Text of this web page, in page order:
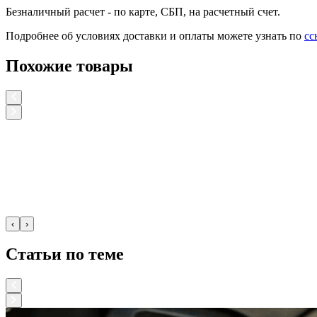
Безналичный расчет - по карте, СБП, на расчетный счет.
Подробнее об условиях доставки и оплаты можете узнать по
Похожие товары
‹ ›
Статьи по теме